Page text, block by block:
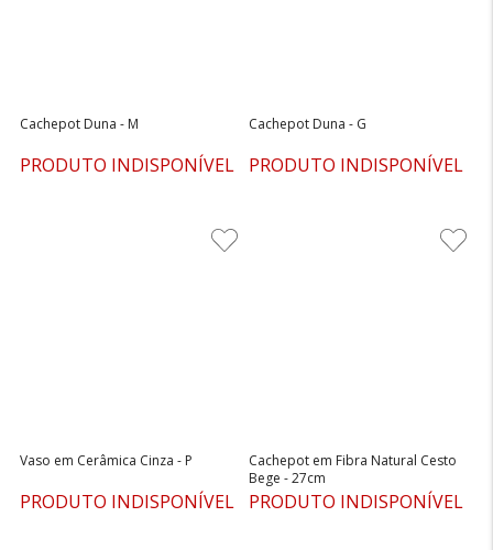
Cachepot Duna - M
PRODUTO INDISPONÍVEL
Cachepot Duna - G
PRODUTO INDISPONÍVEL
Vaso em Cerâmica Cinza - P
PRODUTO INDISPONÍVEL
Cachepot em Fibra Natural Cesto
Bege - 27cm
PRODUTO INDISPONÍVEL